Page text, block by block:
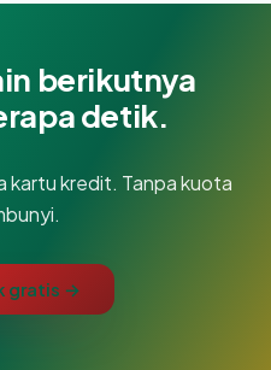
berikutnya
detik.
kartu kredit. Tanpa kuota
gratis →